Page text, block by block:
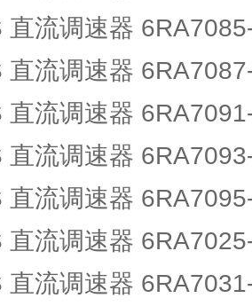
直流调速器
直流调速器
直流调速器
直流调速器
直流调速器
直流调速器
直流调速器